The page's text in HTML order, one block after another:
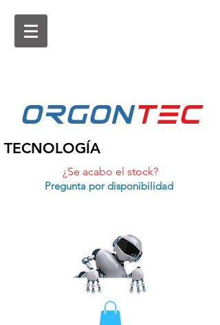
ORGONtEc
TECNOLOGÍA
¿Se acabo el stock?
Pregunta por disponibilidad